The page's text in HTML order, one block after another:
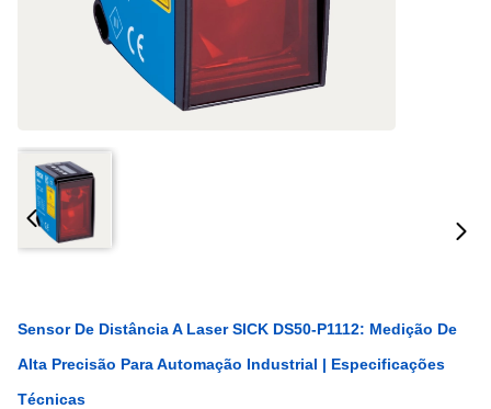
Sensor De Distância A Laser SICK DS50-P1112: Medição De
Alta Precisão Para Automação Industrial | Especificações
Técnicas